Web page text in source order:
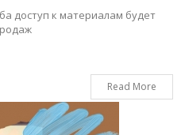
доступ к материалам будет
Read More